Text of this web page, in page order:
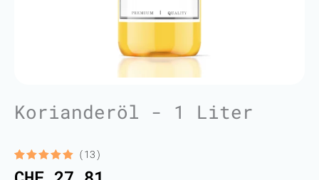
Korianderöl - 1 Liter
Bewertet
13
(13)